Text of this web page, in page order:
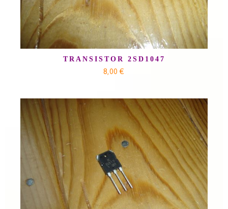
TRANSISTOR 2SD1047
8,00 €